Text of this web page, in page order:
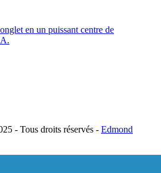
en un puissant centre de
- Tous droits réservés - Edmond